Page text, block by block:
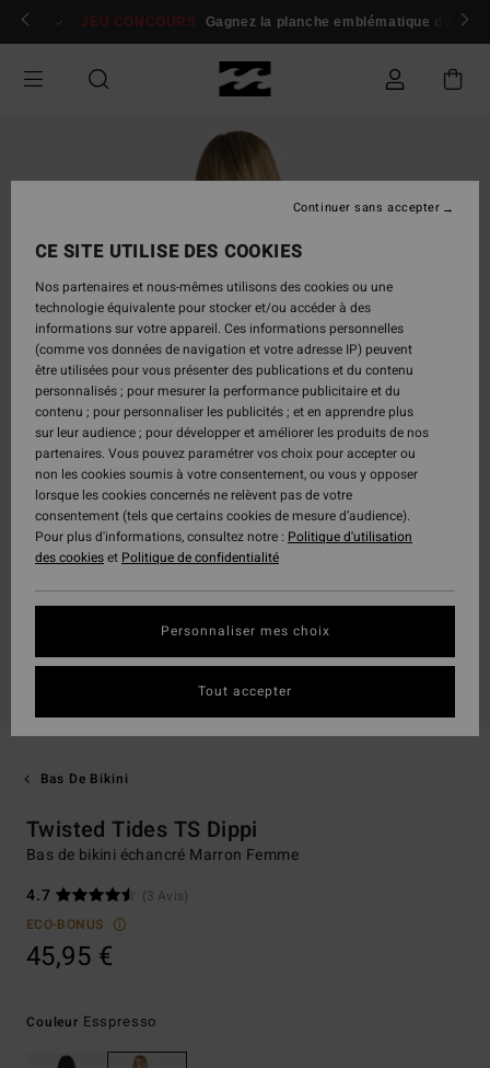
Passer
Se connecter / s'inscrire
JEU CONCOURS Gagnez la planche emblématique d'Andy
Bas De Bikini
Twisted Tides TS Dippi
Bas de bikini échancré Marron Femme
4.7
(3 Avis)
ECO-BONUS
45,95 €
Couleur Esspresso
CE SITE UTILISE DES COOKIES
Nos partenaires et nous-mêmes utilisons des cookies ou une
technologie équivalente pour stocker et/ou accéder à des
informations sur votre appareil. Ces informations personnelles
(comme vos données de navigation et votre adresse IP) peuvent
être utilisées pour vous présenter des publications et du contenu
personnalisés ; pour mesurer la performance publicitaire et du
contenu ; pour personnaliser les publicités ; et en apprendre plus
sur leur audience ; pour développer et améliorer les produits de nos
partenaires. Vous pouvez paramétrer vos choix pour accepter ou
non les cookies soumis à votre consentement, ou vous y opposer
lorsque les cookies concernés ne relèvent pas de votre
consentement (tels que certains cookies de mesure d’audience).
Pour plus d'informations, consultez notre : Politique d'utilisation
des cookieset Politique de confidentialité
Personnaliser mes choix
Continuer sans accepter
Tout accepter